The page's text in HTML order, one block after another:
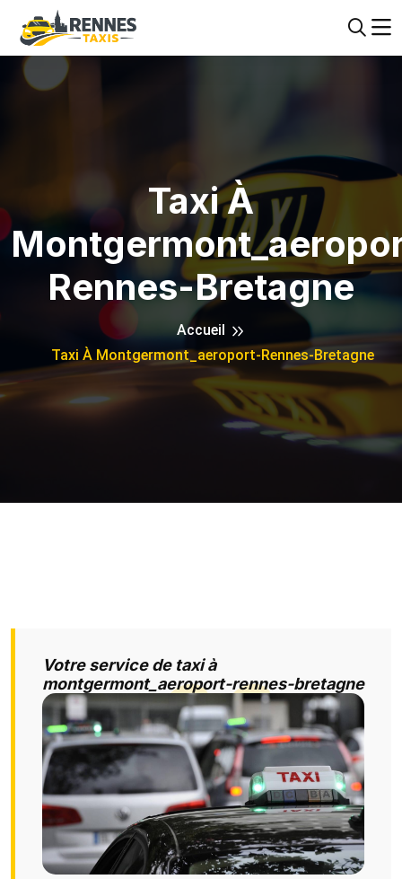
Taxi À
Rennes-Bretagne
Accueil
Taxi À Montgermont_aeroport-Rennes-Bretagne
Votre service de taxi à
montgermont_aeroport-rennes-bretagne